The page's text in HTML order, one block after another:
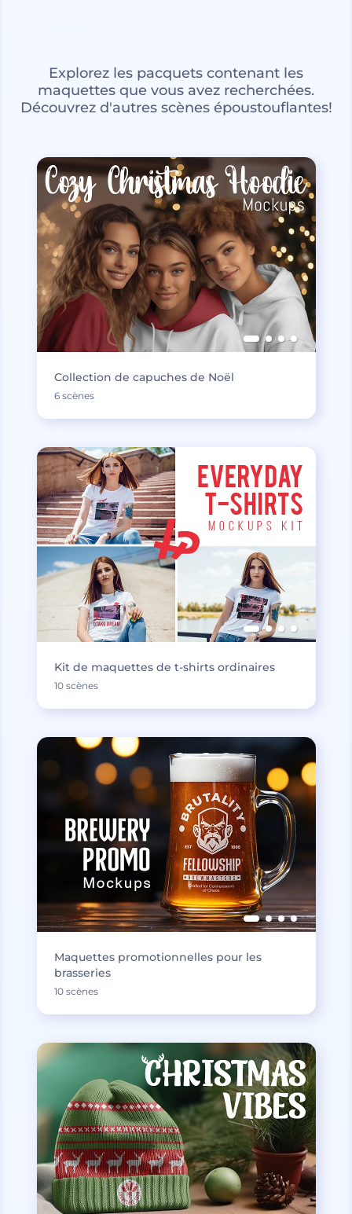
Explorez les pacquets contenant les
maquettes que vous avez recherchées.
Découvrez d'autres scènes époustouflantes!
Collection de capuches de Noël
6 scènes
Kit de maquettes de t-shirts ordinaires
10 scènes
Maquettes promotionnelles pour les
brasseries
10 scènes